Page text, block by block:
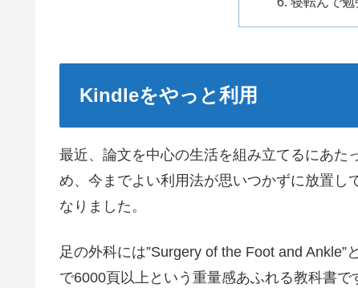
Kindleをやっと利用
最近、論文を中心の生活を組み立てるにあた
め、今までよい利用法が思いつかずに放置し
なりました。
足の外科には”Surgery of the Foot and
で6000頁以上という重量感あふれる教科書